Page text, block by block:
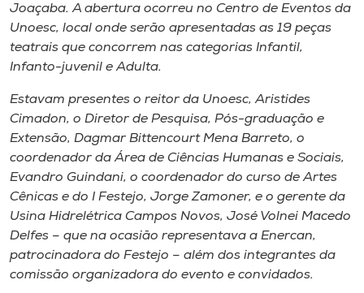
Biblioteca
Rádio
Museu
Unoesc
Store
Joaçaba. A abertura ocorreu no Centro de Eventos da
Unoesc, local onde serão apresentadas as 19 peças
teatrais que concorrem nas categorias Infantil,
Infanto-juvenil e Adulta.
Estavam presentes o reitor da Unoesc, Aristides
Cimadon, o Diretor de Pesquisa, Pós-graduação e
Extensão, Dagmar Bittencourt Mena Barreto, o
coordenador da Área de Ciências Humanas e Sociais,
Evandro Guindani, o coordenador do curso de Artes
Cênicas e do I Festejo, Jorge Zamoner, e o gerente da
Usina Hidrelétrica Campos Novos, José Volnei Macedo
Delfes – que na ocasião representava a Enercan,
patrocinadora do Festejo – além dos integrantes da
comissão organizadora do evento e convidados.